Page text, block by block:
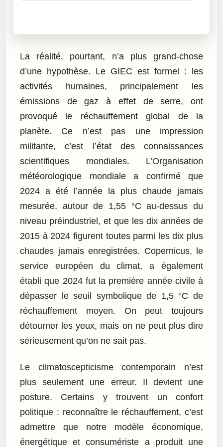
La réalité, pourtant, n’a plus grand-chose
d’une hypothèse. Le GIEC est formel : les
activités humaines, principalement les
émissions de gaz à effet de serre, ont
provoqué le réchauffement global de la
planète. Ce n’est pas une impression
militante, c’est l’état des connaissances
scientifiques mondiales. L’Organisation
météorologique mondiale a confirmé que
2024 a été l’année la plus chaude jamais
mesurée, autour de 1,55 °C au-dessus du
niveau préindustriel, et que les dix années de
2015 à 2024 figurent toutes parmi les dix plus
chaudes jamais enregistrées. Copernicus, le
service européen du climat, a également
établi que 2024 fut la première année civile à
dépasser le seuil symbolique de 1,5 °C de
réchauffement moyen. On peut toujours
détourner les yeux, mais on ne peut plus dire
sérieusement qu’on ne sait pas.
Le climatoscepticisme contemporain n’est
plus seulement une erreur. Il devient une
posture. Certains y trouvent un confort
politique : reconnaître le réchauffement, c’est
admettre que notre modèle économique,
énergétique et consumériste a produit une